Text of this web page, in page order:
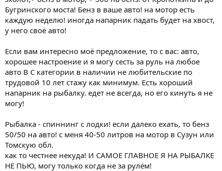
Бугринского моста! Бенз в ваше авто! на мотор есть
каждую неделю! иногда напарник падать будет на хвост,
у него своё авто!
Если вам интересно моё предложение, то с вас: авто,
хорошее настроение и я могу сесть за руль на любое
авто B C категории в наличии не любительские по
трудовой 10 лет стажу как минимум. Есть хороший
напарник на рыбалку. едет не всегда, но его кинуть я не
могу!
Рыбалка - спиннинг с лодки! если далеко ехать, то бенз
50/50 на авто! с меня 40-50 литров на мотор в Сузун или
Томскую обл.
как то честнее некуда! И САМОЕ ГЛАВНОЕ Я НА РЫБАЛКЕ
НЕ ПЬЮ, могу только когда не за рулём!